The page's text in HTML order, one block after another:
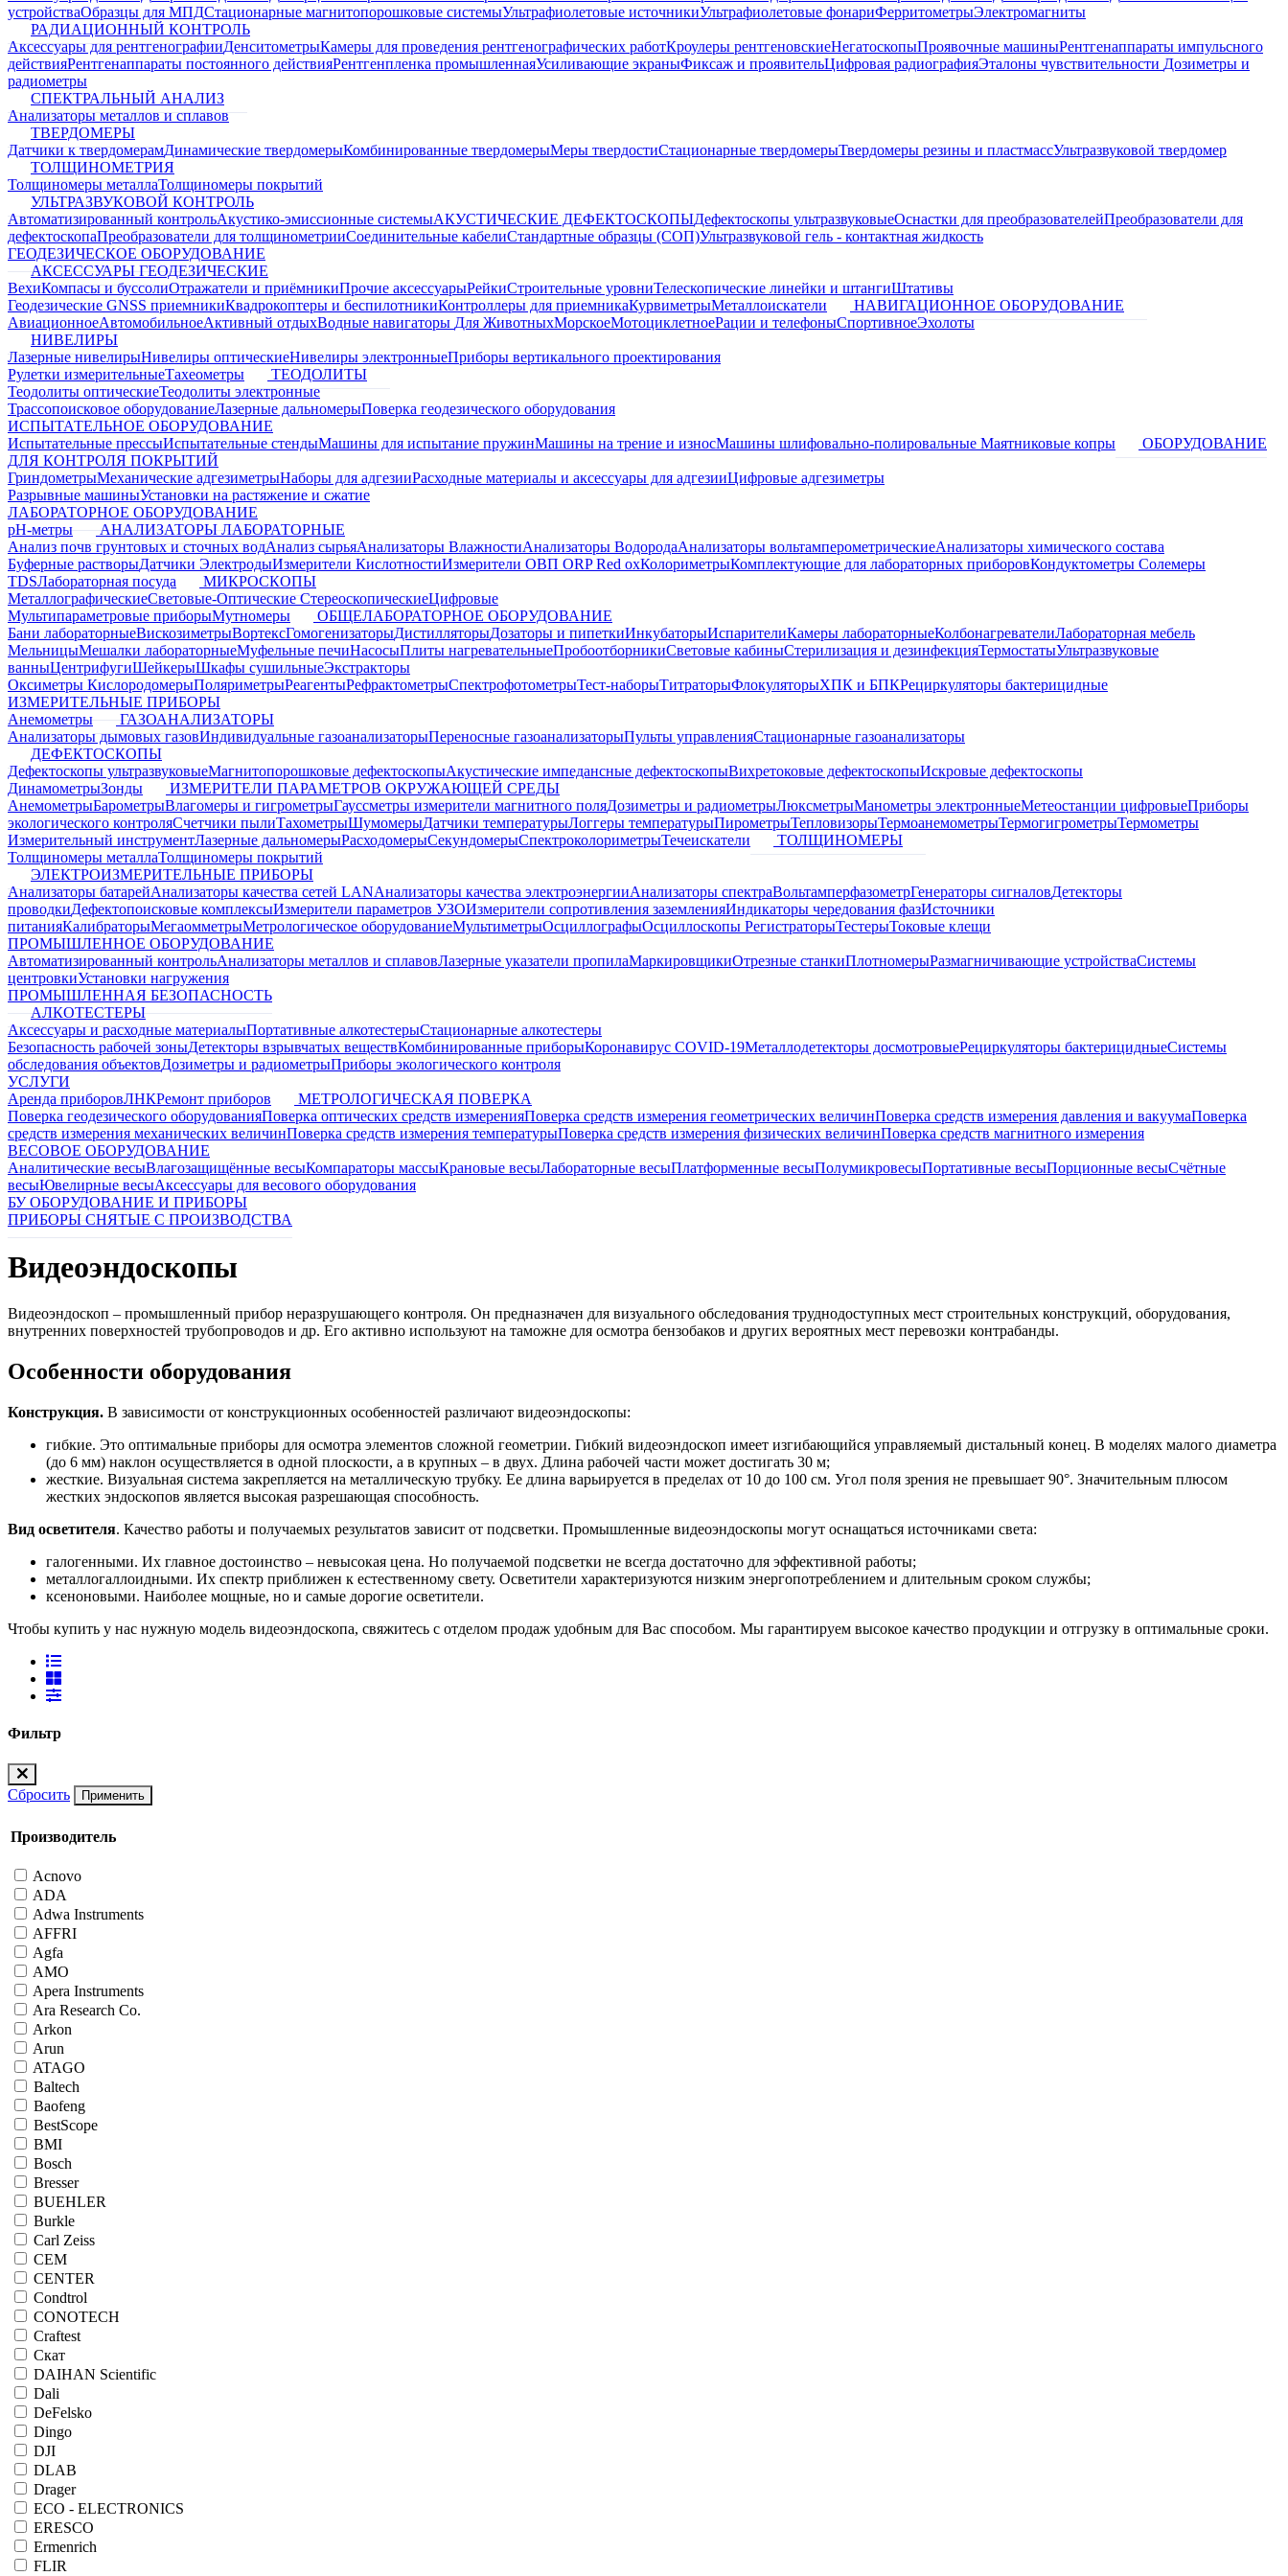
устройстваОбразцы для МПДСтационарные магнитопорошковые системыУльтрафиолетовые источникиУльтрафиолетовые фонариФерритометрыЭлектромагниты
РАДИАЦИОННЫЙ КОНТРОЛЬ
Аксессуары для рентгенографииДенситометрыКамеры для проведения рентгенографических работКроулеры рентгеновскиеНегатоскопыПроявочные машиныРентгенаппараты импульсного
действияРентгенаппараты постоянного действияРентгенпленка промышленнаяУсиливающие экраныФиксаж и проявительЦифровая радиографияЭталоны чувствительности Дозиметры и
радиометры
СПЕКТРАЛЬНЫЙ АНАЛИЗ
Анализаторы металлов и сплавов
ТВЕРДОМЕРЫ
Датчики к твердомерамДинамические твердомерыКомбинированные твердомерыМеры твердостиСтационарные твердомерыТвердомеры резины и пластмассУльтразвуковой твердомер
ТОЛЩИНОМЕТРИЯ
Толщиномеры металлаТолщиномеры покрытий
УЛЬТРАЗВУКОВОЙ КОНТРОЛЬ
Автоматизированный контрольАкустико-эмиссионные системыАКУСТИЧЕСКИЕ ДЕФЕКТОСКОПЫДефектоскопы ультразвуковыеОснастки для преобразователейПреобразователи для
дефектоскопаПреобразователи для толщинометрииСоединительные кабелиСтандартные образцы (СОП)Ультразвуковой гель - контактная жидкость
ГЕОДЕЗИЧЕСКОЕ ОБОРУДОВАНИЕ
АКСЕССУАРЫ ГЕОДЕЗИЧЕСКИЕ
ВехиКомпасы и буссолиОтражатели и приёмникиПрочие аксессуарыРейкиСтроительные уровниТелескопические линейки и штангиШтативы
Геодезические GNSS приемникиКвадрокоптеры и беспилотникиКонтроллеры для приемникаКурвиметрыМеталлоискатели
НАВИГАЦИОННОЕ ОБОРУДОВАНИЕ
АвиационноеАвтомобильноеАктивный отдыхВодные навигаторы Для ЖивотныхМорскоеМотоциклетноеРации и телефоныСпортивноеЭхолоты
НИВЕЛИРЫ
Лазерные нивелирыНивелиры оптическиеНивелиры электронныеПриборы вертикального проектирования
Рулетки измерительныеТахеометры
ТЕОДОЛИТЫ
Теодолиты оптическиеТеодолиты электронные
Трассопоисковое оборудованиеЛазерные дальномерыПоверка геодезического оборудования
ИСПЫТАТЕЛЬНОЕ ОБОРУДОВАНИЕ
Испытательные прессыИспытательные стендыМашины для испытание пружинМашины на трение и износМашины шлифовально-полировальные Маятниковые копры
ОБОРУДОВАНИЕ
ДЛЯ КОНТРОЛЯ ПОКРЫТИЙ
ГриндометрыМеханические адгезиметрыНаборы для адгезииРасходные материалы и аксессуары для адгезииЦифровые адгезиметры
Разрывные машиныУстановки на растяжение и сжатие
ЛАБОРАТОРНОЕ ОБОРУДОВАНИЕ
pH-метры
АНАЛИЗАТОРЫ ЛАБОРАТОРНЫЕ
Анализ почв грунтовых и сточных водАнализ сырьяАнализаторы ВлажностиАнализаторы ВодородаАнализаторы вольтамперометрическиеАнализаторы химического состава
Буферные растворыДатчики ЭлектродыИзмерители КислотностиИзмерители ОВП ORP Red oxКолориметрыКомплектующие для лабораторных приборовКондуктометры Солемеры
TDSЛабораторная посуда
МИКРОСКОПЫ
МеталлографическиеСветовые-ОптическиеСтереоскопическиеЦифровые
Мультипараметровые приборыМутномеры
ОБЩЕЛАБОРАТОРНОЕ ОБОРУДОВАНИЕ
Бани лабораторныеВискозиметрыВортексГомогенизаторыДистилляторыДозаторы и пипеткиИнкубаторыИспарителиКамеры лабораторныеКолбонагревателиЛабораторная мебель
МельницыМешалки лабораторныеМуфельные печиНасосыПлиты нагревательныеПробоотборникиСветовые кабиныСтерилизация и дезинфекцияТермостатыУльтразвуковые
ванныЦентрифугиШейкерыШкафы сушильныеЭкстракторы
Оксиметры КислородомерыПоляриметрыРеагентыРефрактометрыСпектрофотометрыТест-наборыТитраторыФлокуляторыХПК и БПКРециркуляторы бактерицидные
ИЗМЕРИТЕЛЬНЫЕ ПРИБОРЫ
Анемометры
ГАЗОАНАЛИЗАТОРЫ
Анализаторы дымовых газовИндивидуальные газоанализаторыПереносные газоанализаторыПульты управленияСтационарные газоанализаторы
ДЕФЕКТОСКОПЫ
Дефектоскопы ультразвуковыеМагнитопорошковые дефектоскопыАкустические импедансные дефектоскопыВихретоковые дефектоскопыИскровые дефектоскопы
ДинамометрыЗонды
ИЗМЕРИТЕЛИ ПАРАМЕТРОВ ОКРУЖАЮЩЕЙ СРЕДЫ
АнемометрыБарометрыВлагомеры и гигрометрыГауссметры измерители магнитного поляДозиметры и радиометрыЛюксметрыМанометры электронныеМетеостанции цифровыеПриборы
экологического контроляСчетчики пылиТахометрыШумомерыДатчики температурыЛоггеры температурыПирометрыТепловизорыТермоанемометрыТермогигрометрыТермометры
Измерительный инструментЛазерные дальномерыРасходомерыСекундомерыСпектроколориметрыТечеискатели
ТОЛЩИНОМЕРЫ
Толщиномеры металлаТолщиномеры покрытий
ЭЛЕКТРОИЗМЕРИТЕЛЬНЫЕ ПРИБОРЫ
Анализаторы батарейАнализаторы качества сетей LANАнализаторы качества электроэнергииАнализаторы спектраВольтамперфазометрГенераторы сигналовДетекторы
проводкиДефектопоисковые комплексыИзмерители параметров УЗОИзмерители сопротивления заземленияИндикаторы чередования фазИсточники
питанияКалибраторыМегаомметрыМетрологическое оборудованиеМультиметрыОсциллографыОсциллоскопы РегистраторыТестерыТоковые клещи
ПРОМЫШЛЕННОЕ ОБОРУДОВАНИЕ
Автоматизированный контрольАнализаторы металлов и сплавовЛазерные указатели пропилаМаркировщикиОтрезные станкиПлотномерыРазмагничивающие устройстваСистемы
центровкиУстановки нагружения
ПРОМЫШЛЕННАЯ БЕЗОПАСНОСТЬ
АЛКОТЕСТЕРЫ
Аксессуары и расходные материалыПортативные алкотестерыСтационарные алкотестеры
Безопасность рабочей зоныДетекторы взрывчатых веществКомбинированные приборыКоронавирус COVID-19Металлодетекторы досмотровыеРециркуляторы бактерицидныеСистемы
обследования объектовДозиметры и радиометрыПриборы экологического контроля
УСЛУГИ
Аренда приборовЛНКРемонт приборов
МЕТРОЛОГИЧЕСКАЯ ПОВЕРКА
Поверка геодезического оборудованияПоверка оптических средств измеренияПоверка средств измерения геометрических величинПоверка средств измерения давления и вакуумаПоверка
средств измерения механических величинПоверка средств измерения температурыПоверка средств измерения физических величинПоверка средств магнитного измерения
ВЕСОВОЕ ОБОРУДОВАНИЕ
Аналитические весыВлагозащищённые весыКомпараторы массыКрановые весыЛабораторные весыПлатформенные весыПолумикровесыПортативные весыПорционные весыСчётные
весыЮвелирные весыАксессуары для весового оборудования
БУ ОБОРУДОВАНИЕ И ПРИБОРЫ
ПРИБОРЫ СНЯТЫЕ С ПРОИЗВОДСТВА
Видеоэндоскопы
Видеоэндоскоп – промышленный прибор неразрушающего контроля. Он предназначен для визуального обследования труднодоступных мест строительных конструкций, оборудования,
внутренних поверхностей трубопроводов и др. Его активно используют на таможне для осмотра бензобаков и других вероятных мест перевозки контрабанды.
Особенности оборудования
Конструкция. В зависимости от конструкционных особенностей различают видеоэндоскопы:
гибкие. Это оптимальные приборы для осмотра элементов сложной геометрии. Гибкий видеоэндоскоп имеет изгибающийся управляемый дистальный конец. В моделях малого диаметра
(до 6 мм) наклон осуществляется в одной плоскости, а в крупных – в двух. Длина рабочей части может достигать 30 м;
жесткие. Визуальная система закрепляется на металлическую трубку. Ее длина варьируется в пределах от 10 до 100 см. Угол поля зрения не превышает 90°. Значительным плюсом
жестких эндоскопов является высокая разрешающая способность.
Вид осветителя. Качество работы и получаемых результатов зависит от подсветки. Промышленные видеоэндоскопы могут оснащаться источниками света:
галогенными. Их главное достоинство – невысокая цена. Но получаемой подсветки не всегда достаточно для эффективной работы;
металлогаллоидными. Их спектр приближен к естественному свету. Осветители характеризуются низким энергопотреблением и длительным сроком службы;
ксеноновыми. Наиболее мощные, но и самые дорогие осветители.
Чтобы купить у нас нужную модель видеоэндоскопа, свяжитесь с отделом продаж удобным для Вас способом. Мы гарантируем высокое качество продукции и отгрузку в оптимальные сроки.
Фильтр
Сбросить Применить
Производитель
Acnovo
ADA
Adwa Instruments
AFFRI
Agfa
AMO
Apera Instruments
Ara Research Co.
Arkon
Arun
ATAGO
Baltech
Baofeng
BestScope
BMI
Bosch
Bresser
BUEHLER
Burkle
Carl Zeiss
CEM
CENTER
Condtrol
CONOTECH
Craftest
Cкат
DAIHAN Scientific
Dali
DeFelsko
Dingo
DJI
DLAB
Drager
ECO - ELECTRONICS
ERESCO
Ermenrich
FLIR